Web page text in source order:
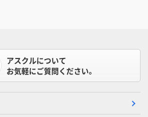
アスクルについて
お気軽にご質問ください。